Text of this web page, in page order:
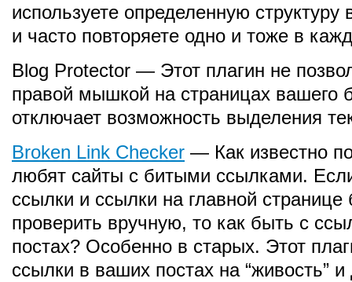
используете определенную структуру
и часто повторяете одно и тоже в
Blog Protector — Этот плагин не
правой мышкой на страницах вашего
отключает возможность выделения
Broken Link Checker — Как известно
любят сайты с битыми ссылками.
ссылки и ссылки на главной
проверить вручную, то как быть с
постах? Особенно в старых. Этот
ссылки в ваших постах на “живость”